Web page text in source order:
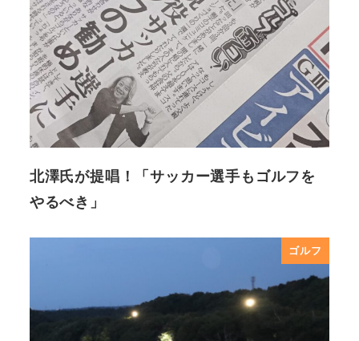
北澤氏が提唱！「サッカー選手もゴルフを
やるべき」
ゴルフ